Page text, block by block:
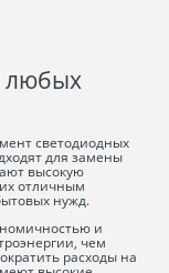
любых
светодиодных
для замены
высокую
отличным
нужд.
и
чем
расходы на